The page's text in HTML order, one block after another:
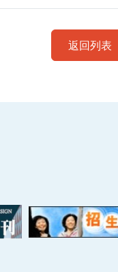
返回列表